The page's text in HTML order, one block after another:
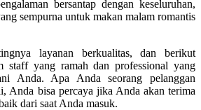
bersantap dengan keseluruhan,
sempurna untuk makan malam romantis
layanan berkualitas, dan berikut
staff yang ramah dan professional yang
Anda. Apa Anda seorang pelanggan
Anda bisa percaya jika Anda akan terima
dari saat Anda masuk.